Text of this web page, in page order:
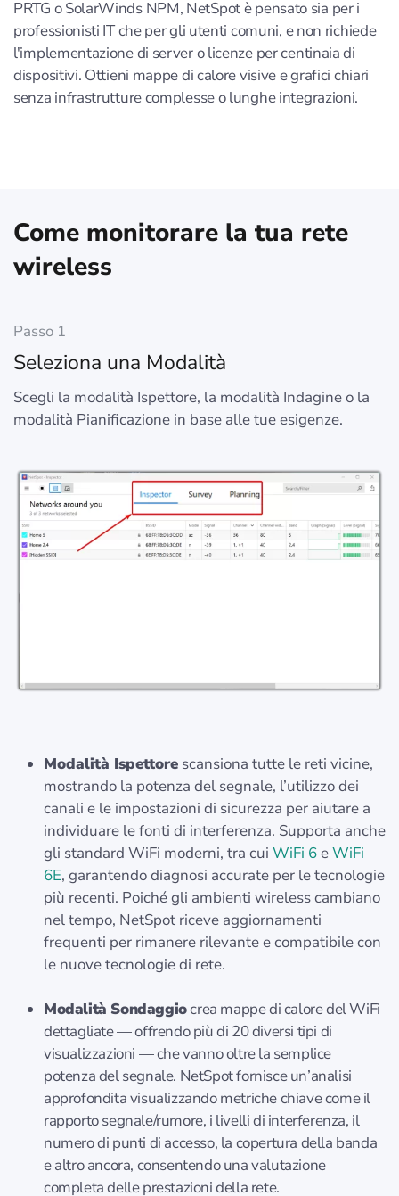
PRTG o SolarWinds NPM, NetSpot è pensato sia per i
professionisti IT che per gli utenti comuni, e non richiede
l'implementazione di server o licenze per centinaia di
dispositivi. Ottieni mappe di calore visive e grafici chiari
senza infrastrutture complesse o lunghe integrazioni.
Come monitorare la tua rete
wireless
Passo 1
Seleziona una Modalità
Scegli la modalità Ispettore, la modalità Indagine o la
modalità Pianificazione in base alle tue esigenze.
Modalità Ispettore scansiona tutte le reti vicine,
mostrando la potenza del segnale, l’utilizzo dei
canali e le impostazioni di sicurezza per aiutare a
individuare le fonti di interferenza. Supporta anche
gli standard WiFi moderni, tra cui WiFi 6eWiFi
6E, garantendo diagnosi accurate per le tecnologie
più recenti. Poiché gli ambienti wireless cambiano
nel tempo, NetSpot riceve aggiornamenti
frequenti per rimanere rilevante e compatibile con
le nuove tecnologie di rete.
Modalità Sondaggiocrea mappe di calore del WiFi
dettagliate — offrendo più di 20 diversi tipi di
visualizzazioni — che vanno oltre la semplice
potenza del segnale. NetSpot fornisce un’analisi
approfondita visualizzando metriche chiave come il
rapporto segnale/rumore, i livelli di interferenza, il
numero di punti di accesso, la copertura della banda
e altro ancora, consentendo una valutazione
completa delle prestazioni della rete.